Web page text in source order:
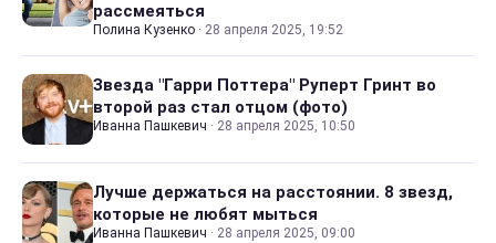
рассмеяться
Полина Кузенко · 28 апреля 2025, 19:52
Звезда "Гарри Поттера" Руперт Гринт во
второй раз стал отцом (фото)
Иванна Пашкевич · 28 апреля 2025, 10:50
Лучше держаться на расстоянии. 8 звезд,
которые не любят мыться
Иванна Пашкевич · 28 апреля 2025, 09:00